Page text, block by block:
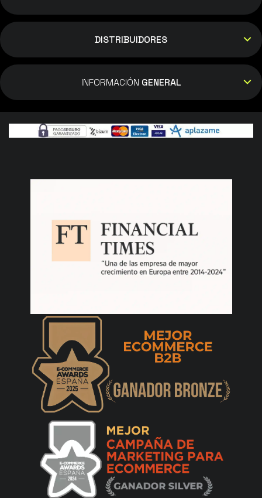
DISTRIBUIDORES
INFORMACIÓN GENERAL